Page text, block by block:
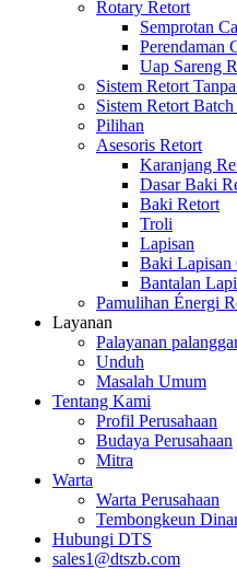
Rotary Retort
Semprotan
Perendaman
Uap Sareng
Sistem Retort
Sistem Retort
Pilihan
Asesoris Retort
Karanjang
Dasar Baki
Baki Retort
Troli
Lapisan
Baki Lapisan
Bantalan
Pamulihan Énergi
Layanan
Palayanan
Unduh
Masalah Umum
Tentang Kami
Profil Perusahaan
Budaya Perusahaan
Mitra
Warta
Warta Perusahaan
Tembongkeun
Hubungi DTS
sales1@dtszb.com